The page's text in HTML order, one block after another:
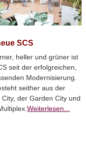
SCS
heller und grüner ist
seit der erfolgreichen,
Modernisierung.
seither aus der
City, der Garden City und
Weiterlesen...